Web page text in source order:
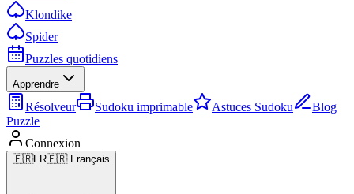
Klondike
Spider
Puzzles quotidiens
Apprendre
Résolveur Sudoku imprimable Astuces Sudoku
Blog
Puzzle
Connexion
🇫🇷FR🇫🇷 Français